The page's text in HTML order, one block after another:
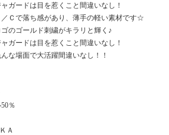
ガードは目を惹くこと間違いなし！
Ｃで落ち感があり、薄手の軽い素材です☆
のゴールド刺繍がキラリと輝く♪
ガードは目を惹くこと間違いなし！
な場面で大活躍間違いなし！！
％
Ａ